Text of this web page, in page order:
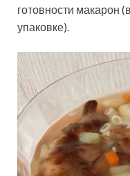
готовности макарон
упаковке).